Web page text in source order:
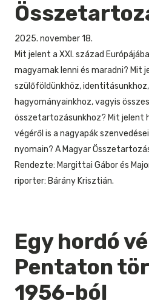
2025. november 18.
Mit jelent a XXI. század
magyarnak lenni és maradni? Mit
szülőföldünkhöz,
hagyományainkhoz, vagyis
összetartozásunkhoz? Mit jelent
végéről is a nagyapák
nyomain? A Magyar
Rendezte: Margittai Gábor és
riporter: Bárány Krisztián.
Egy hordó
Pentaton
1956-ból